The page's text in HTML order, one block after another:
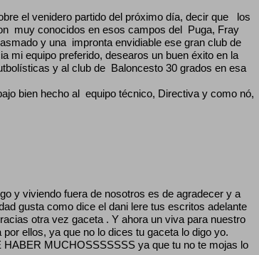
el venidero partido del próximo día, decir que los
muy conocidos en esos campos del Puga, Fray
y una impronta envidiable ese gran club de
mi equipo preferido, desearos un buen éxito en la
y al club de Baloncesto 30 grados en esa
bien hecho al equipo técnico, Directiva y como nó,
y viviendo fuera de nosotros es de agradecer y a
gusta como dice el dani lere tus escritos adelante
otra vez gaceta . Y ahora un viva para nuestro
ellos, ya que no lo dices tu gaceta lo digo yo.
MUCHOSSSSSSS ya que tu no te mojas lo